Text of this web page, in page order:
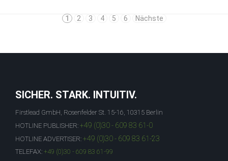
1 2 3 4 5 6 Nächste
SICHER. STARK. INTUITIV.
Firstlead GmbH, Rosenfelder St. 15-16, 10315 Berlin
HOTLINE PUBLISHER: +49 (0)30 - 609 83 61-0
HOTLINE ADVERTISER: +49 (0)30 - 609 83 61-23
TELEFAX: +49 (0)30 - 609 83 61-99